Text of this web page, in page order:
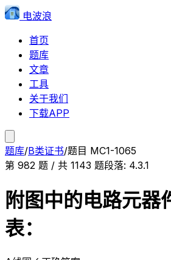
电波浪
首页
题库
文章
工具
关于我们
下载APP
题库/B类证书/题目 MC1-1065
第 982 题 / 共 1143 题段落: 4.3.1
附图中的电路元器
表：